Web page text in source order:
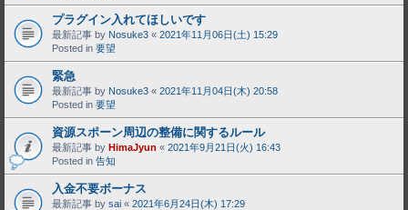
プラグイン入れてほしいです
最新記事 by Nosuke3 « 2021年11月06日(土) 15:29
Posted in 要望
緊急
最新記事 by Nosuke3 « 2021年11月04日(木) 20:58
Posted in 要望
資源スポーン周辺の整備に関するルール
最新記事 by HimaJyun « 2021年9月21日(火) 16:43
Posted in 告知
入金不要ボーナス
最新記事 by sai « 2021年6月24日(木) 17:29